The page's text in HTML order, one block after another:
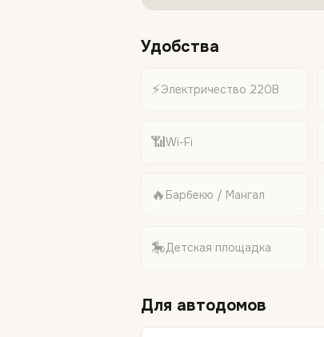
Удобства
⚡Электричество 220В
📶Wi-Fi
🔥 Барбекю / Мангал
🎠Детская площадка
Для автодомов